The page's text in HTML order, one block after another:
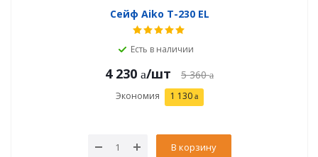
Сейф Aiko T-230 EL
Есть в наличии
4 230 /шт 5 360
Экономия 1 130
В корзину